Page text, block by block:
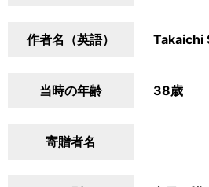
作者名（英語） Takaichi
当時の年齢 38歳
寄贈者名